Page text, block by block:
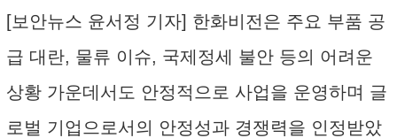
[보안뉴스 윤서정 기자] 한화비전은 주요 부품 공
급 대란, 물류 이슈, 국제정세 불안 등의 어려운
상황 가운데서도 안정적으로 사업을 운영하며 글
로벌 기업으로서의 안정성과 경쟁력을 인정받았